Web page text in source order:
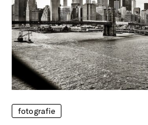
fotografie